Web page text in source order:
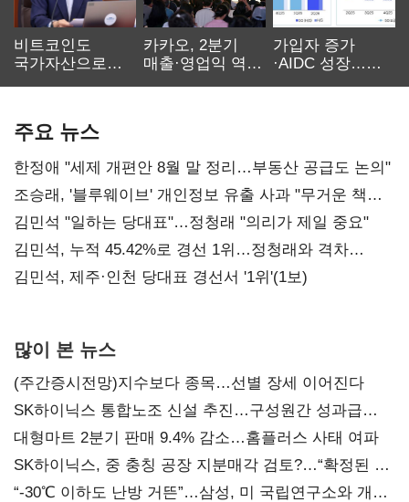
비트코인도
국가자산으로…'
카카오, 2분기
매출·영업익 역대
가입자 증가
·AIDC 성장…
주요 뉴스
한정애 "세제 개편안 8월 말 정리…부동산 공급도 논의"
조승래, '블루웨이브' 개인정보 유출 사과 "무거운 책임
통감"
김민석 "일하는 당대표"…정청래 "의리가 제일 중요"
김민석, 누적 45.42%로 경선 1위…정청래와 격차
0.86%p(2보)
김민석, 제주·인천 당대표 경선서 '1위'(1보)
많이 본 뉴스
(주간증시전망)지수보다 종목…선별 장세 이어진다
SK하이닉스 통합노조 신설 추진…구성원간 성과급
불만 확산
대형마트 2분기 판매 9.4% 감소…홈플러스 사태 여파
SK하이닉스, 중 충칭 공장 지분매각 검토?…“확정된 바
없어”
“-30℃ 이하도 난방 거뜬”…삼성, 미 국립연구소와 개발